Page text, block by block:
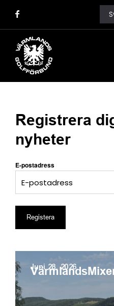
Registrera
nyheter
E-postadress
Registera
Juni 28, 2026